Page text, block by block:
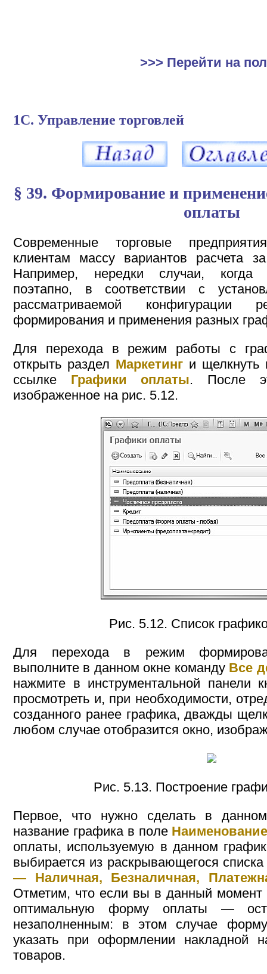
>>> Перейти на
1С. Управление торговлей
§ 39. Формирование и
оплаты
Современные торговые
клиентам массу вариантов расчета
Например, нередки случаи, когда
поэтапно, в соответствии с
рассматриваемой конфигурации
формирования и применения разных
Для перехода в режим работы с
открыть раздел Маркетинг и щелкнуть
ссылке Графики оплаты. После
изображенное на рис. 5.12.
Рис. 5.12. Список
Для перехода в режим
выполните в данном окне команду Все
нажмите в инструментальной панели
просмотреть и, при необходимости,
созданного ранее графика, дважды
любом случае отобразится окно,
Рис. 5.13. Построение
Первое, что нужно сделать в
название графика в поле
оплаты, используемую в данном
выбирается из раскрывающегося
— Наличная, Безналичная,
Отметим, что если вы в данный момент
оптимальную форму оплаты —
незаполненным: в этом случае
указать при оформлении накладной
товаров.